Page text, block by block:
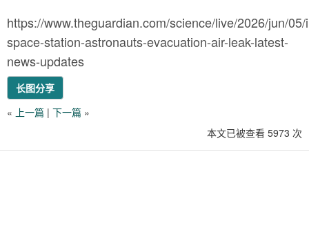
https://www.theguardian.com/science/live/2026/jun/
space-station-astronauts-evacuation-air-leak-latest-
news-updates
长图分享
« 上一篇 | 下一篇 »
本文已被查看 5973 次